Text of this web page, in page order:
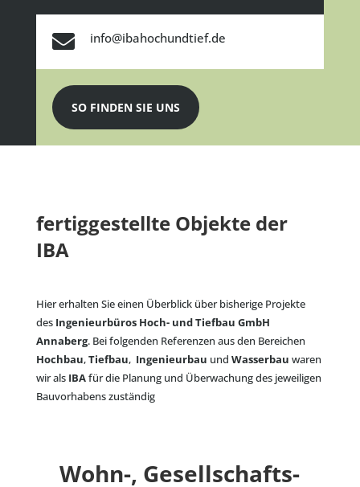
 info@ibahochundtief.de
SO FINDEN SIE UNS
fertiggestellte Objekte der
IBA
Hier erhalten Sie einen Überblick über bisherige Projekte
des Ingenieurbüros Hoch- und Tiefbau GmbH
Annaberg. Bei folgenden Referenzen aus den Bereichen
Hochbau,Tiefbau, Ingenieurbau und Wasserbau waren
wir als IBAfür die Planung und Überwachung des jeweiligen
Bauvorhabens zuständig
Wohn-, Gesellschafts-